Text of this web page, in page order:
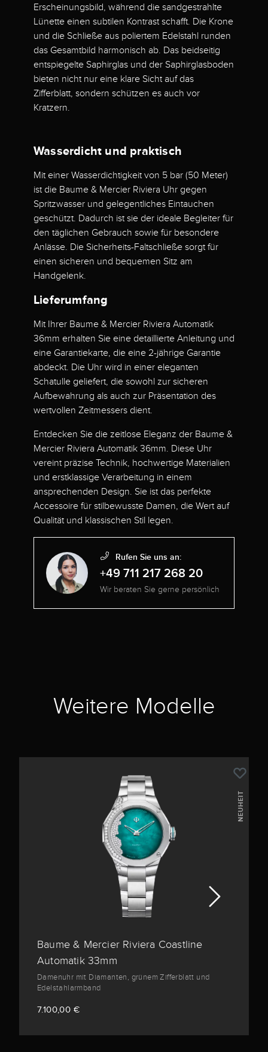
Erscheinungsbild, während die sandgestrahlte
Lünette einen subtilen Kontrast schafft. Die Krone
und die Schließe aus poliertem Edelstahl runden
das Gesamtbild harmonisch ab. Das beidseitig
entspiegelte Saphirglas und der Saphirglasboden
bieten nicht nur eine klare Sicht auf das
Zifferblatt, sondern schützen es auch vor
Kratzern.
Wasserdicht und praktisch
Mit einer Wasserdichtigkeit von 5 bar (50 Meter)
ist die Baume & Mercier Riviera Uhr gegen
Spritzwasser und gelegentliches Eintauchen
geschützt. Dadurch ist sie der ideale Begleiter für
den täglichen Gebrauch sowie für besondere
Anlässe. Die Sicherheits-Faltschließe sorgt für
einen sicheren und bequemen Sitz am
Handgelenk.
Lieferumfang
Mit Ihrer Baume & Mercier Riviera Automatik
36mm erhalten Sie eine detaillierte Anleitung und
eine Garantiekarte, die eine 2-jährige Garantie
abdeckt. Die Uhr wird in einer eleganten
Schatulle geliefert, die sowohl zur sicheren
Aufbewahrung als auch zur Präsentation des
wertvollen Zeitmessers dient.
Entdecken Sie die zeitlose Eleganz der Baume &
Mercier Riviera Automatik 36mm. Diese Uhr
vereint präzise Technik, hochwertige Materialien
und erstklassige Verarbeitung in einem
ansprechenden Design. Sie ist das perfekte
Accessoire für stilbewusste Damen, die Wert auf
Qualität und klassischen Stil legen.
Rufen Sie uns an:
+49 711 217 268 20
Wir beraten Sie gerne persönlich
Weitere Modelle
NEUHEIT
Baume & Mercier Riviera Coastline
Automatik 33mm
Damenuhr mit Diamanten, grünem Zifferblatt und
Edelstahlarmband
7.100,00 €